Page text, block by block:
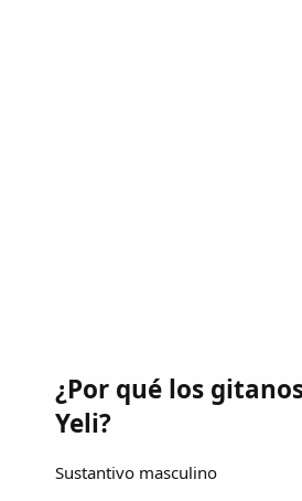
¿Por qué los
Yeli?
Sustantivo masculino